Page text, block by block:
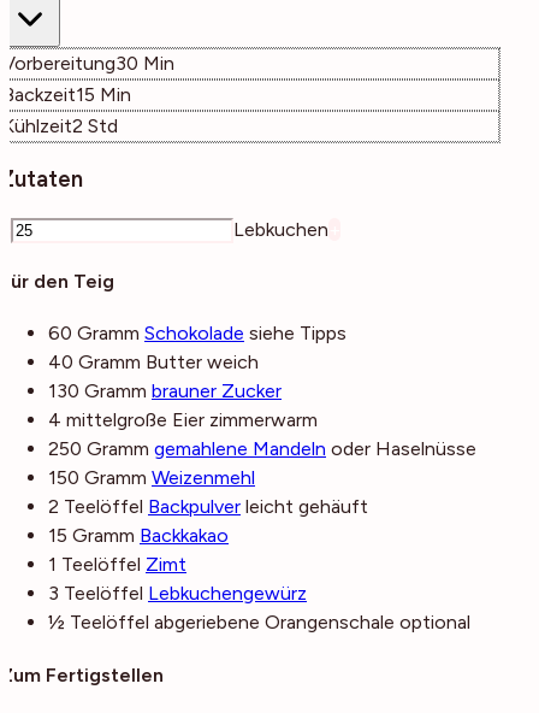
Vorbereitung30 Minuten
Min
Backzeit15 Minuten
Min
Kühlzeit2 Stunden
Std
Zutaten
Lebkuchen
Für den Teig
60 Gramm Schokolade siehe Tipps
40 Gramm Butter weich
130 Gramm brauner Zucker
4 mittelgroße Eier zimmerwarm
250 Gramm gemahlene Mandeln oder Haselnüsse
150 Gramm Weizenmehl
2 Teelöffel Backpulver leicht gehäuft
15 Gramm Backkakao
1 Teelöffel Zimt
3 Teelöffel Lebkuchengewürz
½ Teelöffel abgeriebene Orangenschale optional
Zum Fertigstellen